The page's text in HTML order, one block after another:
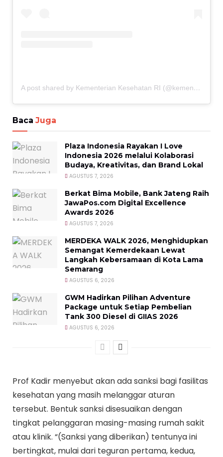
A post shared by Kementerian Kesehatan RI (@kemenkes_ri)
Baca Juga
Plaza Indonesia Rayakan I Love
Indonesia 2026 melalui Kolaborasi
Budaya, Kreativitas, dan Brand Lokal
AGUSTUS 7, 2026
Berkat Bima Mobile, Bank Jateng Raih
JawaPos.com Digital Excellence
Awards 2026
AGUSTUS 7, 2026
MERDEKA WALK 2026, Menghidupkan
Semangat Kemerdekaan Lewat
Langkah Kebersamaan di Kota Lama
Semarang
AGUSTUS 6, 2026
GWM Hadirkan Pilihan Adventure
Package untuk Setiap Pembelian
Tank 300 Diesel di GIIAS 2026
AGUSTUS 6, 2026
Prof Kadir menyebut akan ada sanksi bagi fasilitas
kesehatan yang masih melanggar aturan
tersebut. Bentuk sanksi disesuaikan dengan
tingkat pelanggaran masing-masing rumah sakit
atau klinik. “(Sanksi yang diberikan) tentunya ini
bertingkat, mulai dari teguran pertama, kedua,